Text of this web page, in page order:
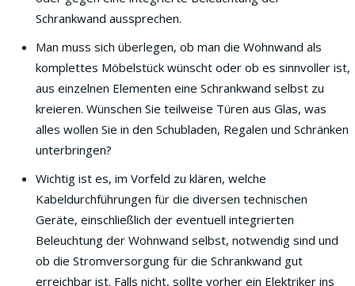
Schrankwand aussprechen.
Man muss sich überlegen, ob man die Wohnwand als
komplettes Möbelstück wünscht oder ob es sinnvoller ist,
aus einzelnen Elementen eine Schrankwand selbst zu
kreieren. Wünschen Sie teilweise Türen aus Glas, was
alles wollen Sie in den Schubladen, Regalen und Schränken
unterbringen?
Wichtig ist es, im Vorfeld zu klären, welche
Kabeldurchführungen für die diversen technischen
Geräte, einschließlich der eventuell integrierten
Beleuchtung der Wohnwand selbst, notwendig sind und
ob die Stromversorgung für die Schrankwand gut
erreichbar ist. Falls nicht, sollte vorher ein Elektriker ins